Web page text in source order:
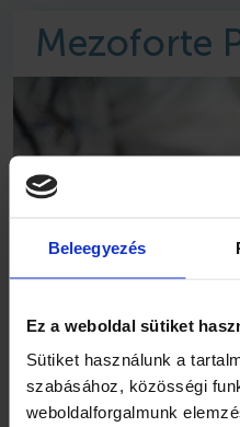
Beleegyezés
Ez a weboldal sütiket
Sütiket használunk a
szabásához, közösségi
weboldalforgalmunk
Mezoforte